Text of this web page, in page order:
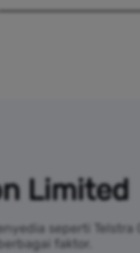
Limited
seperti Telstra
faktor.